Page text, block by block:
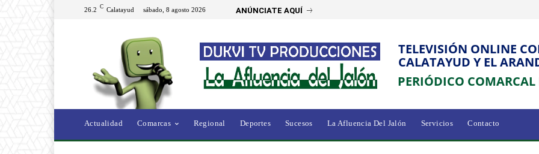
26.2 C Calatayud sábado, 8 agosto 2026 ANÚNCIATE AQUÍ
TELEVISIÓN ONLINE
CALATAYUD Y EL
PERIÓDICO
Actualidad Comarcas Regional Deportes Sucesos La Afluencia Del Jalón Servicios Contacto